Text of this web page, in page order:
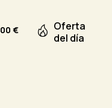
00 €
Oferta
del día